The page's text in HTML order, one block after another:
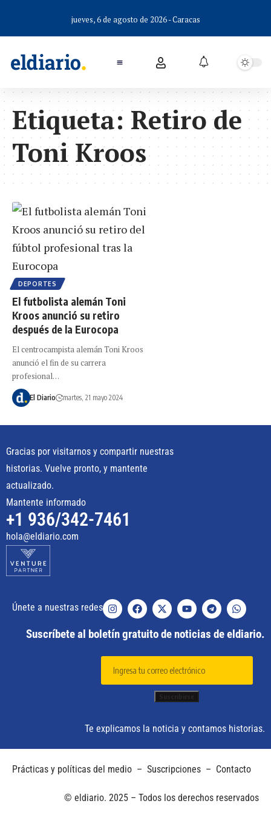
jueves, 6 de agosto de 2026 - Caracas
Etiqueta: Retiro de
Toni Kroos
DEPORTES
El futbolista alemán Toni
Kroos anunció su retiro
después de la Eurocopa
El centrocampista alemán Toni Kroos
anunció el fin de su carrera
profesional…
El Diario martes, 21 mayo 2024
Gracias por visitarnos y compartir nuestras
historias. Vuelve pronto, y mantente
actualizado.
Mantente informado
+1 936/342-7461
hola@eldiario.com
Únete a nuestras redes
Suscríbete al boletín gratuito de noticias de eldiario.
Te explicamos la noticia y contamos historias.
Prácticas y políticas del medio – Suscripciones – Contacto
© eldiario. 2025 – Todos los derechos reservados